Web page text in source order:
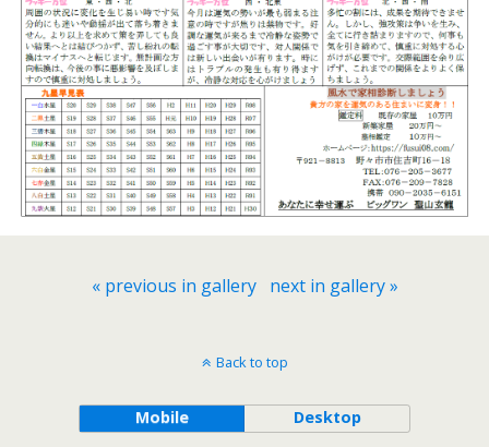
« previous in gallery next in gallery »
Back to top
Mobile Desktop